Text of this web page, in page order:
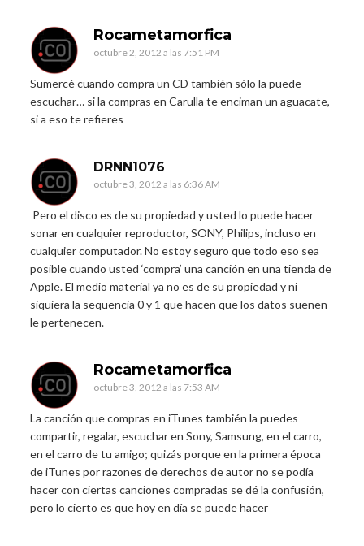
Rocametamorfica
octubre 2, 2012 a las 7:51 PM
Sumercé cuando compra un CD también sólo la puede
escuchar… si la compras en Carulla te enciman un aguacate,
si a eso te refieres
DRNN1076
octubre 3, 2012 a las 6:36 AM
Pero el disco es de su propiedad y usted lo puede hacer
sonar en cualquier reproductor, SONY, Philips, incluso en
cualquier computador. No estoy seguro que todo eso sea
posible cuando usted ‘compra’ una canción en una tienda de
Apple. El medio material ya no es de su propiedad y ni
siquiera la sequencia 0 y 1 que hacen que los datos suenen
le pertenecen.
Rocametamorfica
octubre 3, 2012 a las 7:53 AM
La canción que compras en iTunes también la puedes
compartir, regalar, escuchar en Sony, Samsung, en el carro,
en el carro de tu amigo; quizás porque en la primera época
de iTunes por razones de derechos de autor no se podía
hacer con ciertas canciones compradas se dé la confusión,
pero lo cierto es que hoy en día se puede hacer